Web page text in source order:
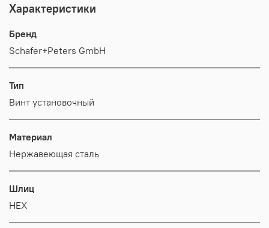
Характеристики
Бренд
Schafer+Peters GmbH
Тип
Винт установочный
Материал
Нержавеющая сталь
Шлиц
HEX